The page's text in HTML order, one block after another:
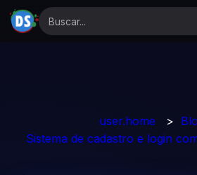
user.home >
Sistema de cadastro e login